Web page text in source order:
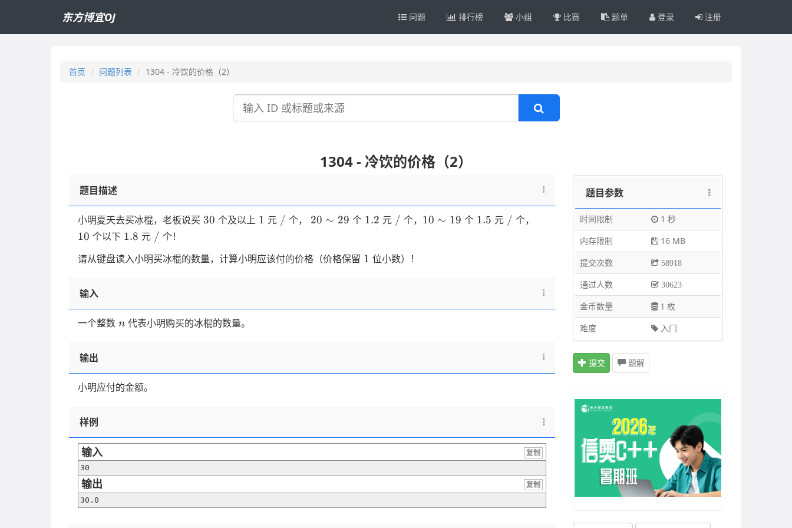
东方博宜OJ 问题 排行榜 小组 比赛 题单 登录 注册
首页 问题列表 1304 - 冷饮的价格（2）
搜
1304 - 冷饮的价格（2）
题目描述
小明夏天去买冰棍，老板说买 30
30 个及以上 1
1 元 /
/ 个， 20
20 ∼ 29 个 1.2
1.2 元 /
/ 个， 10
10 ∼ 19 个 1.5
1.5 元 /
/ 个，
10 个以下 1.8
1.8 元 /
/ 个！
请从键盘读入小明买冰棍的数量，计算小明应该付的价格（价格保留 1
1 位小数）！
输入
一个整数 n
n 代表小明购买的冰棍的数量。
输出
小明应付的金额。
样例
输入
复制
30
输出
复制
30.0
题目参数
时间限制
1 秒
内存限制
16 MB
提交次数
58918
通过人数 30623
金币数量 1 枚
难度 入门
提交 题解